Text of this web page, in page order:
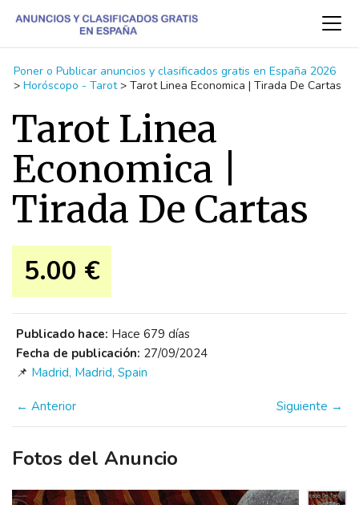
Poner o Publicar anuncios y clasificados gratis en España 2026
> Horóscopo - Tarot > Tarot Linea Economica | Tirada De Cartas
Tarot Linea
Economica |
Tirada De Cartas
5.00 €
Publicado hace: Hace 679 días
Fecha de publicación: 27/09/2024
📌 Madrid, Madrid, Spain
← Anterior Siguiente →
Fotos del Anuncio